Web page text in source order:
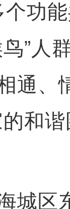
个功
”人
通、
和
区